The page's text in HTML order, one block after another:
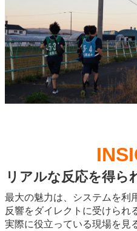
リアルな反応を得ら
最大の魅力は、システムを利
反響をダイレクトに受けられ
実際に役立っている現場を見